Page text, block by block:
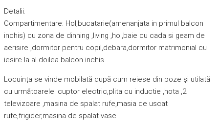
Detalii:
Compartimentare: Hol,bucatarie(amenanjata in primul balcon
inchis) cu zona de dinning ,living ,hol,baie cu cada si geam de
aerisire ,dormitor pentru copil,debara,dormitor matrimonial cu
iesire la al doilea balcon inchis.
Locuința se vinde mobilată după cum reiese din poze și utilată
cu următoarele: cuptor electric,plita cu inductie ,hota ,2
televizoare ,masina de spalat rufe,masia de uscat
rufe,frigider,masina de spalat vase .